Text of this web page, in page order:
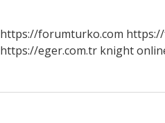
https://forumturko.com
https://eger.com.tr knight